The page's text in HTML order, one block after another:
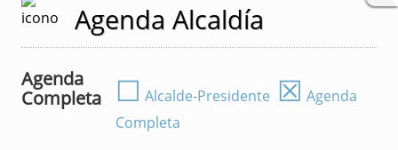
Agenda Alcaldía
Agenda
Completa
☐ Alcalde-Presidente ☒ Agenda
Completa